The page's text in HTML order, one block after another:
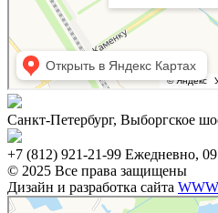
Санкт-Петербург, Выборгское
+7 (812) 921-21-99 Ежедневно,
© 2025 Все права защищены
Дизайн и разработка сайта